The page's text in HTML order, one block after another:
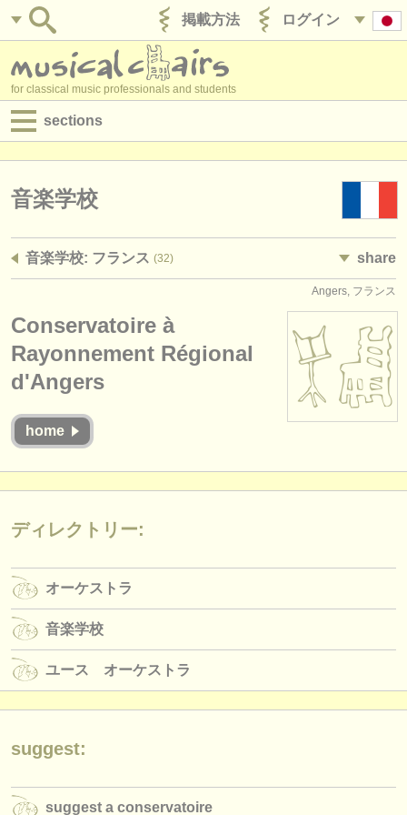
ログイン
掲載方法
for classical music professionals and students
sections
求人情報 (演奏関係の職)
求人情報 (管理者関連の職)
講習会
コンクール
楽器の販売
オーケストラ
音楽学校
ユース オーケストラ
musicalchairs:
musicalchairsについて
お問い合わせ
rss feeds
クラシック音楽ニュース
音楽学校
音楽学校: フランス (32) share
Angers, フランス
Conservatoire à
Rayonnement Régional
d'Angers
home
ディレクトリー:
オーケストラ
音楽学校
ユース オーケストラ
suggest:
suggest a conservatoire